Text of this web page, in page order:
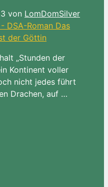
von LomDomSilver
„Stunden der
Kontinent voller
nicht jedes führt
Drachen, auf …